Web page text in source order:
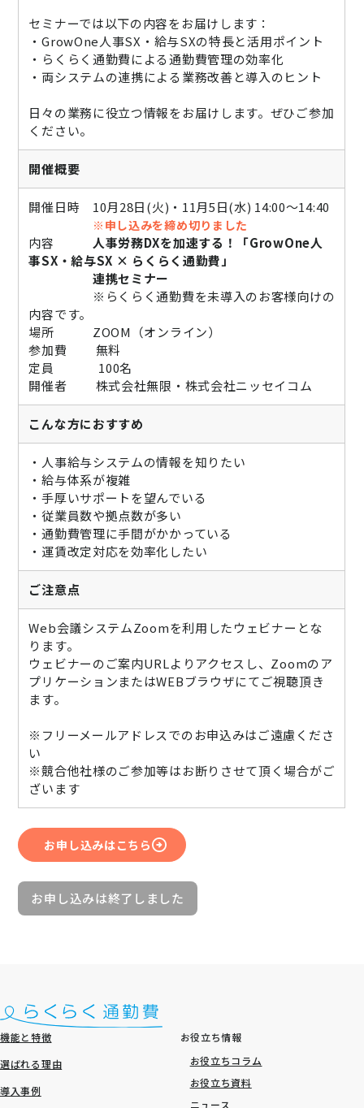
セミナーでは以下の内容をお届けします：
・GrowOne人事SX・給与SXの特長と活用ポイント
・らくらく通勤費による通勤費管理の効率化
・両システムの連携による業務改善と導入のヒント
日々の業務に役立つ情報をお届けします。ぜひご参加
ください。
開催概要
開催日時 10月28日(火)・11月5日(水) 14:00～14:40
※申し込みを締め切りました
内容 人事労務DXを加速する！「GrowOne人
事SX・給与SX × らくらく通勤費」
連携セミナー
※らくらく通勤費を未導入のお客様向けの
内容です。
場所 ZOOM（オンライン）
参加費 無料
定員 100名
開催者 株式会社無限・株式会社ニッセイコム
こんな方におすすめ
・人事給与システムの情報を知りたい
・給与体系が複雑
・手厚いサポートを望んでいる
・従業員数や拠点数が多い
・通勤費管理に手間がかかっている
・運賃改定対応を効率化したい
ご注意点
Web会議システムZoomを利用したウェビナーとな
ります。
ウェビナーのご案内URLよりアクセスし、Zoomのア
プリケーションまたはWEBブラウザにてご視聴頂き
ます。
※フリーメールアドレスでのお申込みはご遠慮くださ
い
※競合他社様のご参加等はお断りさせて頂く場合がご
ざいます
お申し込みはこちら
お申し込みは終了しました
機能と特徴
選ばれる理由
導入事例
お役立ち情報
お役立ちコラム
お役立ち資料
ニュース